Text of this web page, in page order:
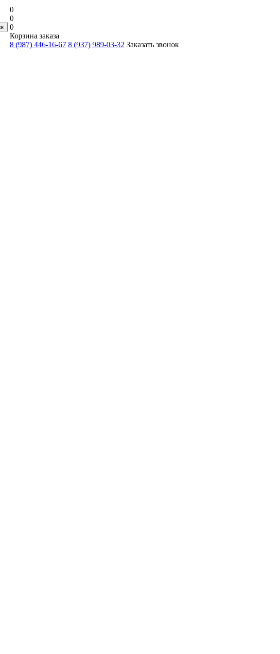
0
0
0
Корзина заказа
8 (987) 446-16-67 8 (937) 989-03-32 Заказать звонок